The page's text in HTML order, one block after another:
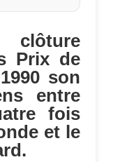
clôture
Prix de
son
entre
fois
et le